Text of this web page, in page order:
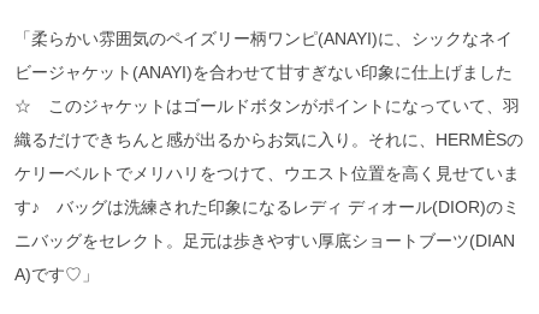
「柔らかい雰囲気のペイズリー柄ワンピ(ANAYI)に、シックなネイ
ビージャケット(ANAYI)を合わせて甘すぎない印象に仕上げました
☆ このジャケットはゴールドボタンがポイントになっていて、羽
織るだけできちんと感が出るからお気に入り。それに、HERMÈSの
ケリーベルトでメリハリをつけて、ウエスト位置を高く見せていま
す♪ バッグは洗練された印象になるレディ ディオール(DIOR)のミ
ニバッグをセレクト。足元は歩きやすい厚底ショートブーツ(DIAN
A)です♡」